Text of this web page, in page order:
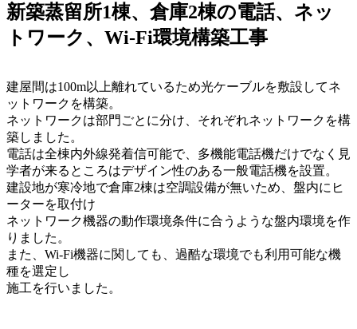
新築蒸留所1棟、倉庫2棟の電話、ネッ
トワーク、Wi-Fi環境構築工事
建屋間は100m以上離れているため光ケーブルを敷設してネ
ットワークを構築。
ネットワークは部門ごとに分け、それぞれネットワークを構
築しました。
電話は全棟内外線発着信可能で、多機能電話機だけでなく見
学者が来るところはデザイン性のある一般電話機を設置。
建設地が寒冷地で倉庫2棟は空調設備が無いため、盤内にヒ
ーターを取付け
ネットワーク機器の動作環境条件に合うような盤内環境を作
りました。
また、Wi-Fi機器に関しても、過酷な環境でも利用可能な機
種を選定し
施工を行いました。